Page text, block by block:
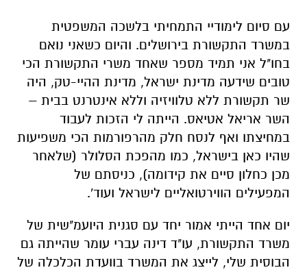
עם סיום לימודיי התמחיתי בלשכה המשפטית
במשרד התקשורת בירושלים. והיום כשאני נואם
בחו"ל אני תמיד מספר שאחד משרי התקשורת הכי
טובים שידעה מדינת ישראל, מדינת ההיי-טק, היה
שר תקשורת ללא טלוויזיה וללא אינטרנט בבית –
השר אריאל אטיאס. הייתה לי הזכות לעבוד
במחיצתו ואף לנסח חלק מהרפורמות הכי משפיעות
שהיו כאן בישראל, כמו מהפכת הסלולר (שלאחר
מכן כחלון סיים את קידומה), כניסתם של
המפעילים הווירטואליים לישראל ועוד'.
יום אחד הייתי אמור יחד עם סגנית היועמ"שית של
משרד התקשורת, עו"ד דינה עברי עומר שהייתה גם
הבוסית שלי, לייצג את המשרד בוועדת הכלכלה של